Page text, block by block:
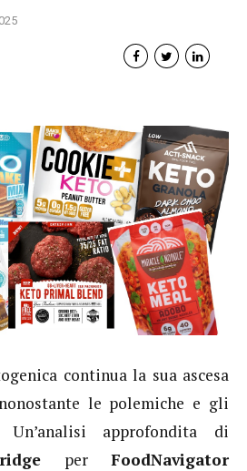
continua la sua ascesa
le polemiche e gli
Un’analisi approfondita di
perFoodNavigator